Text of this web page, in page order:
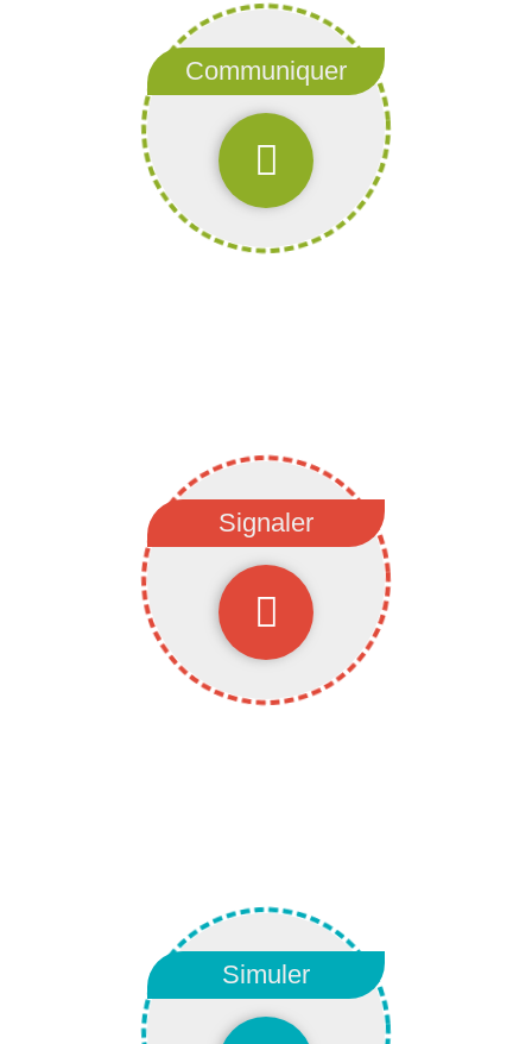
Communiquer
Communiquer votre relevé
de compteur
Communiquez
Signaler
Emménager, déménager ?
Signaler un changement ?
Signaler
Simuler
Simulez